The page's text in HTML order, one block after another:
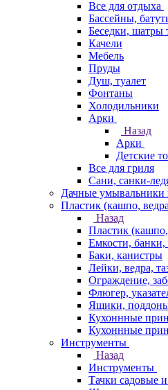
Все для отдыха
Бассейны,
Беседки, шатры
Качели
Мебель
Пруды
Душ, туалет
Фонтаны
Холодильники
Арки
Назад
Арки
Детские
Все для гриля
Сани, санки-
Дачные умывальники
Пластик (кашпо,
Назад
Пластик
Емкости,
Баки, канистры
Лейки, ведра,
Ограждение,
Флюгер,
Ящики,
Кухоннные
Кухоннные
Инструменты
Назад
Инструменты
Тачки садовые